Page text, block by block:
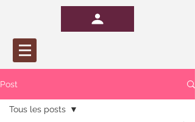
Post
Tous les posts